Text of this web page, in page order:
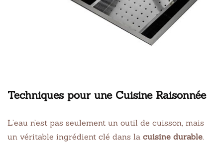
Techniques pour une Cuisine Raisonnée
L’eau n’est pas seulement un outil de cuisson, mais
un véritable ingrédient clé dans la cuisine durable.